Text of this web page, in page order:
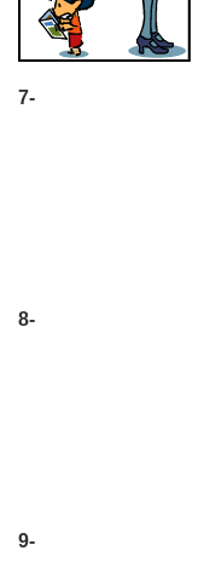
7-
8-
9-